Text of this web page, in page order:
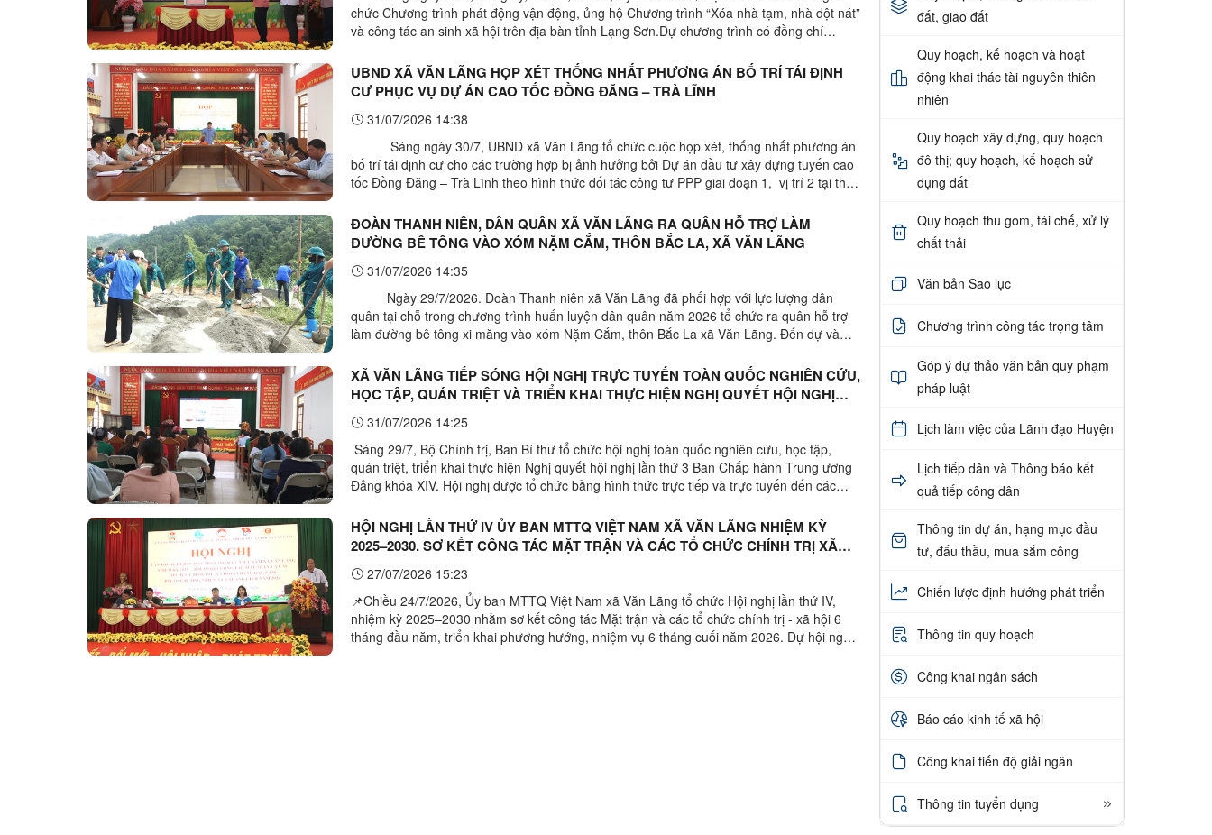
chức Chương trình phát động vận động, ủng hộ Chương trình “Xóa nhà tạm, nhà dột nát”
và công tác an sinh xã hội trên địa bàn tỉnh Lạng Sơn.Dự chương trình có đồng chí
UBND XÃ VĂN LÃNG HỌP XÉT THỐNG NHẤT PHƯƠNG ÁN BỐ TRÍ TÁI ĐỊNH
CƯ PHỤC VỤ DỰ ÁN CAO TỐC ĐỒNG ĐĂNG – TRÀ LĨNH
31/07/2026 14:38
Sáng ngày 30/7, UBND xã Văn Lãng tổ chức cuộc họp xét, thống nhất phương án
bố trí tái định cư cho các trường hợp bị ảnh hưởng bởi Dự án đầu tư xây dựng tuyến cao
tốc Đồng Đăng – Trà Lĩnh theo hình thức đối tác công tư PPP giai đoạn 1, vị trí 2 tại thôn
ĐOÀN THANH NIÊN, DÂN QUÂN XÃ VĂN LÃNG RA QUÂN HỖ TRỢ LÀM
ĐƯỜNG BÊ TÔNG VÀO XÓM NẶM CẮM, THÔN BẮC LA, XÃ VĂN LÃNG
31/07/2026 14:35
Ngày 29/7/2026. Đoàn Thanh niên xã Văn Lãng đã phối hợp với lực lượng dân
quân tại chỗ trong chương trình huấn luyện dân quân năm 2026 tổ chức ra quân hỗ trợ
làm đường bê tông xi măng vào xóm Nặm Cắm, thôn Bắc La xã Văn Lãng. Đến dự và
XÃ VĂN LÃNG TIẾP SÓNG HỘI NGHỊ TRỰC TUYẾN TOÀN QUỐC NGHIÊN CỨU,
HỌC TẬP, QUÁN TRIỆT VÀ TRIỂN KHAI THỰC HIỆN NGHỊ QUYẾT HỘI NGHỊ
LẦN THỨ BA BAN CHẤP HÀNH TRUNG ƯƠNG ĐẢNG KHÓA XIV
31/07/2026 14:25
Sáng 29/7, Bộ Chính trị, Ban Bí thư tổ chức hội nghị toàn quốc nghiên cứu, học tập,
quán triệt, triển khai thực hiện Nghị quyết hội nghị lần thứ 3 Ban Chấp hành Trung ương
Đảng khóa XIV. Hội nghị được tổ chức bằng hình thức trực tiếp và trực tuyến đến các
HỘI NGHỊ LẦN THỨ IV ỦY BAN MTTQ VIỆT NAM XÃ VĂN LÃNG NHIỆM KỲ
2025–2030. SƠ KẾT CÔNG TÁC MẶT TRẬN VÀ CÁC TỔ CHỨC CHÍNH TRỊ XÃ
HỘI 6 THÁNG ĐẦU NĂM
27/07/2026 15:23
📌Chiều 24/7/2026, Ủy ban MTTQ Việt Nam xã Văn Lãng tổ chức Hội nghị lần thứ IV,
nhiệm kỳ 2025–2030 nhằm sơ kết công tác Mặt trận và các tổ chức chính trị - xã hội 6
tháng đầu năm, triển khai phương hướng, nhiệm vụ 6 tháng cuối năm 2026. Dự hội nghị
đất, giao đất
Quy hoạch, kế hoạch và hoạt
động khai thác tài nguyên thiên
nhiên
Quy hoạch xây dựng, quy hoạch
đô thị; quy hoạch, kế hoạch sử
dụng đất
Quy hoạch thu gom, tái chế, xử lý
chất thải
Văn bản Sao lục
Chương trình công tác trọng tâm
Góp ý dự thảo văn bản quy phạm
pháp luật
Lịch làm việc của Lãnh đạo Huyện
Lịch tiếp dân và Thông báo kết
quả tiếp công dân
Thông tin dự án, hạng mục đầu
tư, đấu thầu, mua sắm công
Chiến lược định hướng phát triển
Thông tin quy hoạch
Công khai ngân sách
Báo cáo kinh tế xã hội
Công khai tiến độ giải ngân
Thông tin tuyển dụng